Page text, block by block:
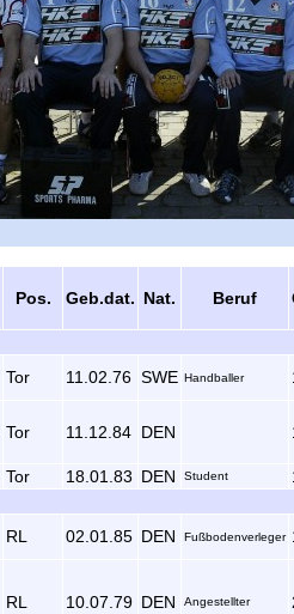
Pos. Geb.dat. Nat. Beruf
Tor 11.02.76 SWE Handballer
Tor 11.12.84 DEN
Tor 18.01.83 DEN Student
RL 02.01.85 DEN Fußbodenverleger
RL 10.07.79 DEN Angestellter